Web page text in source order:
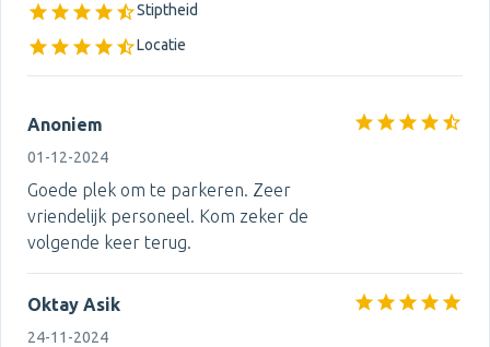
Stiptheid
Locatie
Anoniem
01-12-2024
Goede plek om te parkeren. Zeer
vriendelijk personeel. Kom zeker de
volgende keer terug.
Oktay Asik
24-11-2024